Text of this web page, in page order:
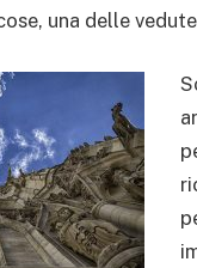
una delle